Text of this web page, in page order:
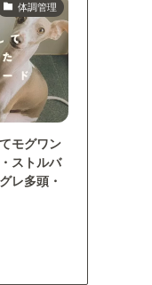
体調管理
モグワン
ストルバ
レ多頭・